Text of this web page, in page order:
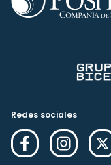
Redes sociales